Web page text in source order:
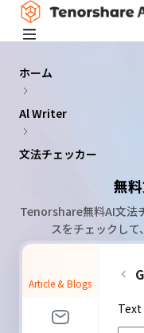
ホーム
Al Writer
文法チェッカー
無
Tenorshare無料AI文法
スをチェックして
Article & Blogs